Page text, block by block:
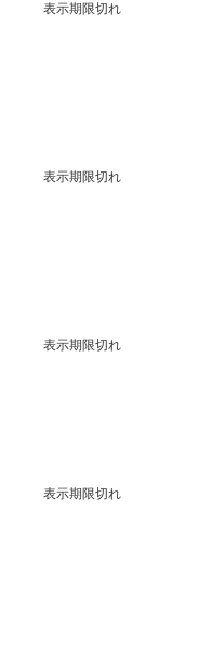
表示期限切れ
表示期限切れ
表示期限切れ
表示期限切れ